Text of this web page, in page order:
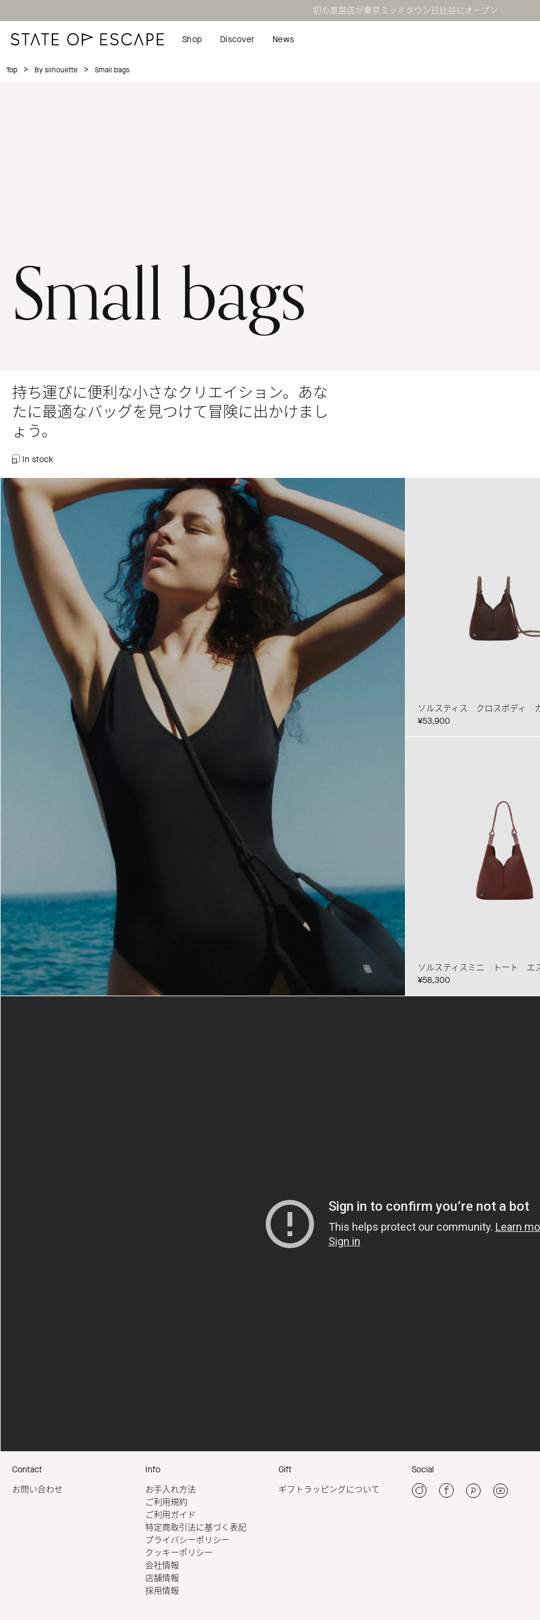
初の直営店が東京ミッドタウン日比谷にオープン
Shop Discover News
Top > By silhouette > Small bags
Small bags
持ち運びに便利な小さなクリエイション。あな
たに最適なバッグを見つけて冒険に出かけまし
ょう。
In stock
ソルスティス クロスボディ
¥53,900
ソルスティスミニ トート エ
¥58,300
Contact
お問い合わせ
Info
お手入れ方法
ご利用規約
ご利用ガイド
特定商取引法に基づく表記
プライバシーポリシー
クッキーポリシー
会社情報
店舗情報
採用情報
Gift
ギフトラッピングについて
Social